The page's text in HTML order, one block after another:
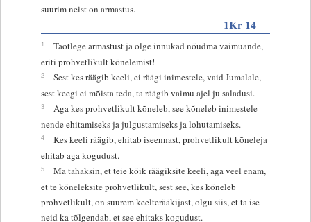
suurim neist on armastus.
1Kr 14
1
Taotlege armastust ja olge innukad nõudma vaimuande,
eriti prohvetlikult kõnelemist!
2
Sest kes räägib keeli, ei räägi inimestele, vaid Jumalale,
sest keegi ei mõista teda, ta räägib vaimu ajel ju saladusi.
3
Aga kes prohvetlikult kõneleb, see kõneleb inimestele
nende ehitamiseks ja julgustamiseks ja lohutamiseks.
4
Kes keeli räägib, ehitab iseennast, prohvetlikult kõneleja
ehitab aga kogudust.
5
Ma tahaksin, et teie kõik räägiksite keeli, aga veel enam,
et te kõneleksite prohvetlikult, sest see, kes kõneleb
prohvetlikult, on suurem keelterääkijast, olgu siis, et ta ise
neid ka tõlgendab, et see ehitaks kogudust.